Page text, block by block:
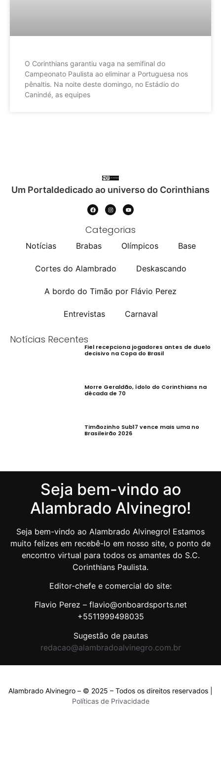
O Corinthians garantiu vaga na semifinal do
Campeonato Paulista ao eliminar a Portuguesa nos
pênaltis. Na noite deste domingo, no Estádio do
Canindé, as equipes
Um Portaldedicado ao universo do Corinthians
Categorias
Notícias Brabas Olímpicos Base
Cortes do Alambrado Deskascando
A bordo do Timão por Flávio Perez
Entrevistas Carnaval
Notícias Recentes
Fiel recepciona jogadores antes de duelo
decisivo na Copa do Brasil
Morre Geraldão, ídolo do Corinthians na
década de 70
Timãozinho Sub17 vence mais uma no
Brasileirão 2026
Seja bem-vindo ao
Alambrado Alvinegro!
Seja bem-vindo ao Alambrado Alvinegro! Estamos
muito felizes em recebê-lo em nosso site, o ponto de
encontro virtual para todos os amantes do S.C.
Corinthians Paulista.
Editor-chefe e comercial do site:
Flavio Perez – flavio@onboardsports.net
+5511999498035
Sugestão de pautas
redacao@alambradoalvinegro.com.br
Alambrado Alvinegro – © 2025 – Todos os direitos reservados |
Políticas de Privacidade